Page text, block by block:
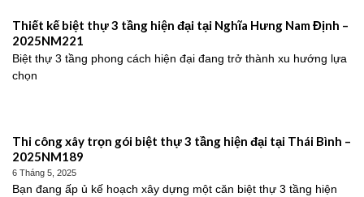
Thiết kế biệt thự 3 tầng hiện đại tại Nghĩa Hưng Nam Định –
2025NM221
Biệt thự 3 tầng phong cách hiện đại đang trở thành xu hướng lựa
chọn
Thi công xây trọn gói biệt thự 3 tầng hiện đại tại Thái Bình –
2025NM189
6 Tháng 5, 2025
Bạn đang ấp ủ kế hoạch xây dựng một căn biệt thự 3 tầng hiện